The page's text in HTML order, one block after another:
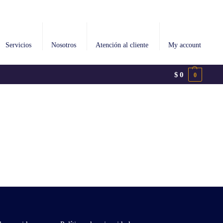
Servicios Nosotros Atención al cliente My account
$ 0 0